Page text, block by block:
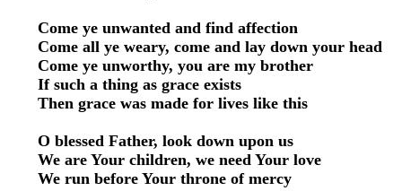
Come ye unwanted and find affection
Come all ye weary, come and lay down your head
Come ye unworthy, you are my brother
If such a thing as grace exists
Then grace was made for lives like this
O blessed Father, look down upon us
We are Your children, we need Your love
We run before Your throne of mercy